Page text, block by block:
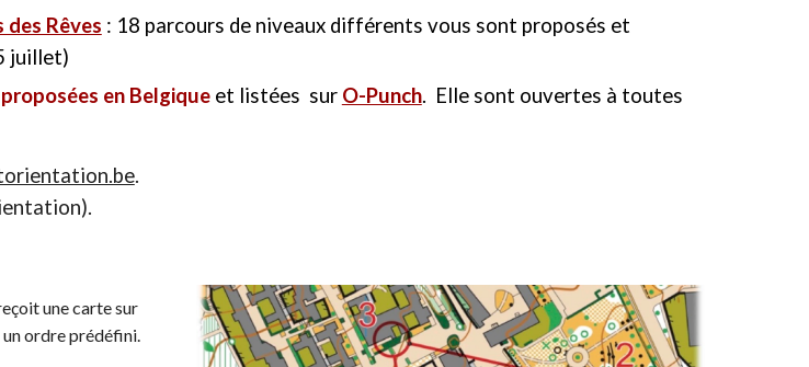
des Rêves : 18 parcours de niveaux différents vous sont proposés et
juillet)
en Belgiqueet listées sur O-Punch. Elle sont ouvertes à toutes
.
une carte sur
ordre prédéfini.